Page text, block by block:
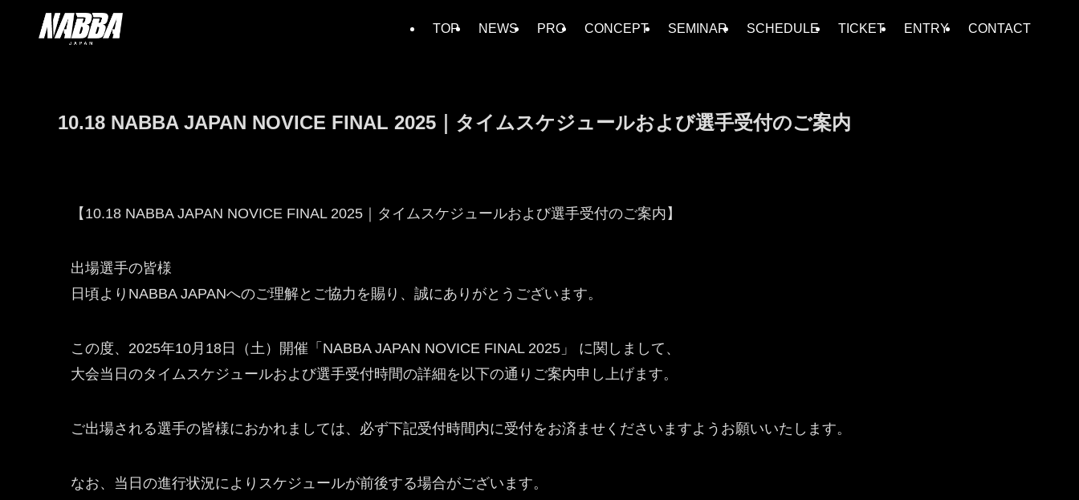
TOP NEWS PRO CONCEPT SEMINAR SCHEDULE TICKET ENTRY CONTACT
10.18 NABBA JAPAN NOVICE FINAL 2025｜タイムスケジュールおよび選手受付のご案内
【10.18 NABBA JAPAN NOVICE FINAL 2025｜タイムスケジュールおよび選手受付のご案内】
出場選手の皆様
日頃よりNABBA JAPANへのご理解とご協力を賜り、誠にありがとうございます。
この度、2025年10月18日（土）開催「NABBA JAPAN NOVICE FINAL 2025」 に関しまして、
大会当日のタイムスケジュールおよび選手受付時間の詳細を以下の通りご案内申し上げます。
ご出場される選手の皆様におかれましては、必ず下記受付時間内に受付をお済ませくださいますようお願いいたします。
なお、当日の進行状況によりスケジュールが前後する場合がございます。